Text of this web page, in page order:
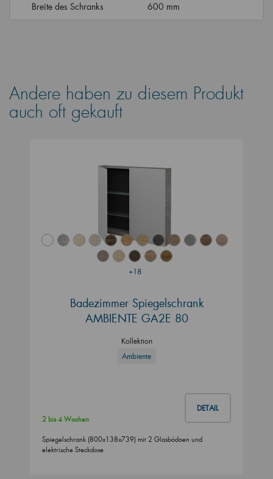
Breite des Schranks 600 mm
Andere haben zu diesem Produkt
auch oft gekauft
+18
Badezimmer Spiegelschrank
AMBIENTE GA2E 80
Kollektion
Ambiente
DETAIL
2 bis 4 Wochen
Spiegelschrank (800x138x739) mit 2 Glasbödoen und
elektrische Steckdose